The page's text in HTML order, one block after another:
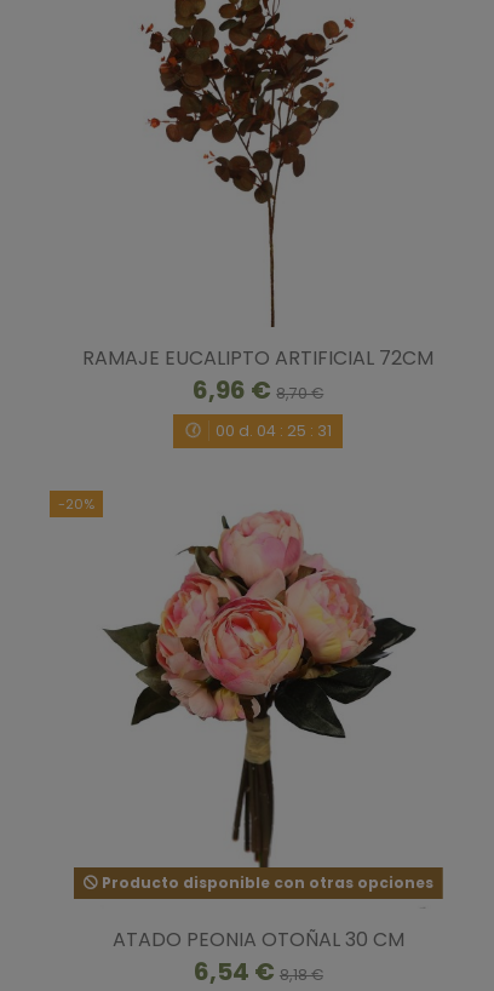
RAMAJE EUCALIPTO ARTIFICIAL 72CM
6,96 €8,70 €
00d. 04: 25: 30
-20%
Producto disponible con otras opciones
ATADO PEONIA OTOÑAL 30 CM
6,54 € 8,18 €